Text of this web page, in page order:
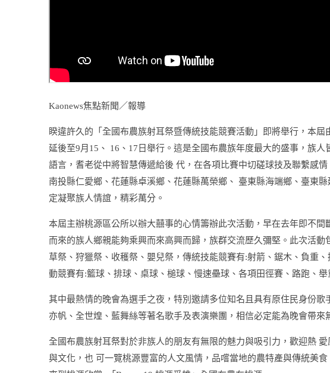
Kaonews焦點新聞／報導
睽違許久的「全國布農族射耳祭暨傳統技能競賽活動」即將舉行，本
延後至9月15、 16、17日舉行。這是全國布農族年度最大的盛事，族
語言，耆老從中將智慧傳遞給後 代，在各項比賽中切磋球技及聯繫感
南投縣仁愛鄉、花蓮縣卓溪鄉、花蓮縣萬榮鄉、 臺東縣海端鄉、臺東
定凝聚族人情誼，精彩萬分。
本屆主辦桃源區公所以辦大囍事的心情籌辦此次活動，早在去年即不
而來的族人鄉親能夠乘興而來高興而歸，族群交流歷久彌堅。此次活
草祭、狩獵祭、收穫祭、嬰兒祭，傳統技能競賽有:射箭、鋸木、負重
動競賽有:籃球、排球、桌球、槌球、慢速壘球、各項田徑賽、路跑、
其中最熱情的晚會為選手之夜，特別邀請多位知名且具有原住民身份
亦帆、全世煌、藍舞絲等著名歌手及表演樂團，相信必定能為晚會帶來
全國布農族射耳祭對於非族人的朋友有無限的魅力與吸引力，歡迎熱
與文化，也 可一覽桃源豐富的人文風情，品嚐當地的農特產與傳統美